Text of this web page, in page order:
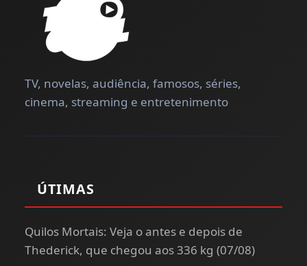
TV, novelas, audiência, famosos, séries,
cinema, streaming e entretenimento
ÚTIMAS
Quilos Mortais: Veja o antes e depois de
Thederick, que chegou aos 336 kg (07/08)